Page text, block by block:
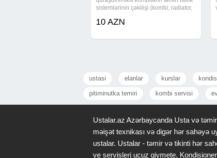
sistemlərinin çəkilişi (kombi, radiator,
xətlərinin çəkilməsi -Duş kabina ,
10 AZN
ustasi elanlar kurslar
pitiminutka temiri kombi servisi
Ustalar.az Azərbaycanda Usta və
məişət texnikası və digər hər sahəyə
ustalar. Ustalar - təmir və tikinti hər
ve servisleri ucuz qiymete.